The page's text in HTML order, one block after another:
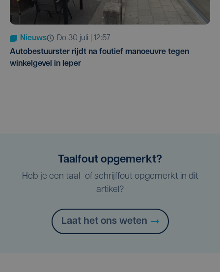
Nieuws
do 30 juli | 12:57
Autobestuurster rijdt na foutief manoeuvre tegen
winkelgevel in Ieper
Taalfout opgemerkt?
Heb je een taal- of schrijffout opgemerkt in dit
artikel?
Laat het ons weten